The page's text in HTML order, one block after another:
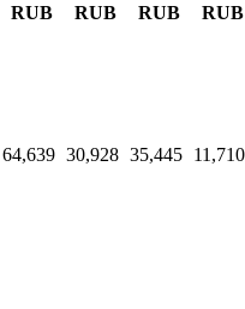
RUB
RUB
RUB
RUB
64,639 30,928 35,445 11,710